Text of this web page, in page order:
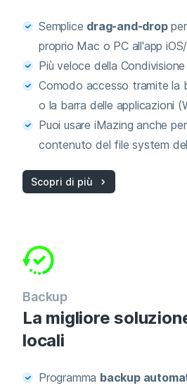
Semplice drag-and-drop
proprio Mac o PC all'app
Più veloce della
Comodo accesso tramite la
o la barra delle applicazioni
Puoi usare iMazing anche
contenuto del file system
Scopri di più
Backup
La migliore
locali
Programma backup